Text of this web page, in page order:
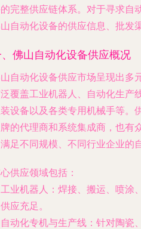
完整供应链体系。对于寻求自
自动化设备的供应信息、批发
佛山自动化设备供应概况
自动化设备供应市场呈现出多
覆盖工业机器人、自动化生产
设备以及各类专用机械手等。
的代理商和系统集成商，也有
足不同规模、不同行业企业的
供应领域包括：
工业机器人 ：焊接、搬运、喷涂
应充足。
自动化专机与生产线 ：针对陶瓷